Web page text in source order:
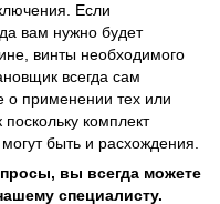
Если
вам нужно будет
винты необходимого
всегда сам
о применении тех или
комплект
быть и расхождения.
вы всегда можете
специалисту.